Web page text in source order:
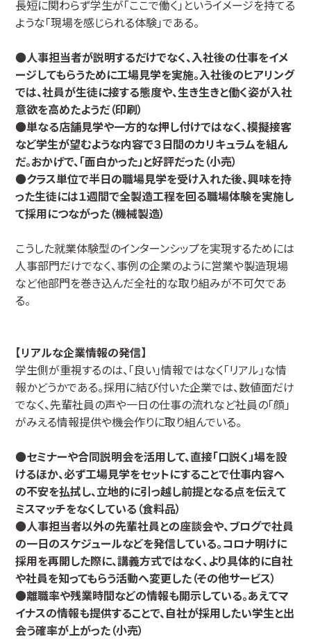
長短に関わらず学生が「ここで働く」というイメージを持てる
ような「現場を感じられる体験」である。
●人事担当者が説明するだけでなく、入社後の仕事をイメ
ージしてもらうために工場見学を実施。入社後のヒアリング
では、社員が生徒に接する態度や、生き生きと働く姿が入社
意欲を高めたようだ（印刷）
●単なる店舗見学や一方的な押し付けではなく、模擬接客
など学生が望むような内容で３日間のカリキュラムを組ん
だ。おかげで、「面白かった」と好評だった（小売）
●クラス単位で半日の職場見学を受け入れた後、興味を持
った生徒には１週間で全製造工程を回る職場体験を実施し
て採用につながった（機械製造）
こうした就業体験型のインターンシップを実現するためには
人事部門だけでなく、事例の企業のように営業や製造現場
など他部門を巻き込んだ全社的な取り組みが不可欠であ
る。
【リアルな企業情報の発信】
学生側が重視するのは、「良い」情報ではなく「リアル」な情
報かどうかである。採用に結び付いた企業では、数値面だけ
でなく、先輩社員の声や一日の仕事の流れなど社員の「顔」
がみえる情報提供や機会作りに取り組んでいる。
●セミナーや合同説明会を活用して、直接「口説く」場を設
けるほか、必ず工場見学をセットにすることで仕事内容へ
の不安を払拭し、立地的に引っ越し前提となる点を伝えて
ミスマッチをなくしている（食料品）
●人事担当者以外の先輩社員との座談会や、ブログで社員
の一日のスケジュールなどを発信している。コロナ明けに
採用を再開した際に、講義方式ではなく、より具体的に自社
や社員を知ってもらう活動へ変更した（その他サービス）
●離職率や残業時間などの情報も開示している。あえてマ
イナスの情報も提供することで、自社が採用したい学生と出
会う確率が上がった（小売）